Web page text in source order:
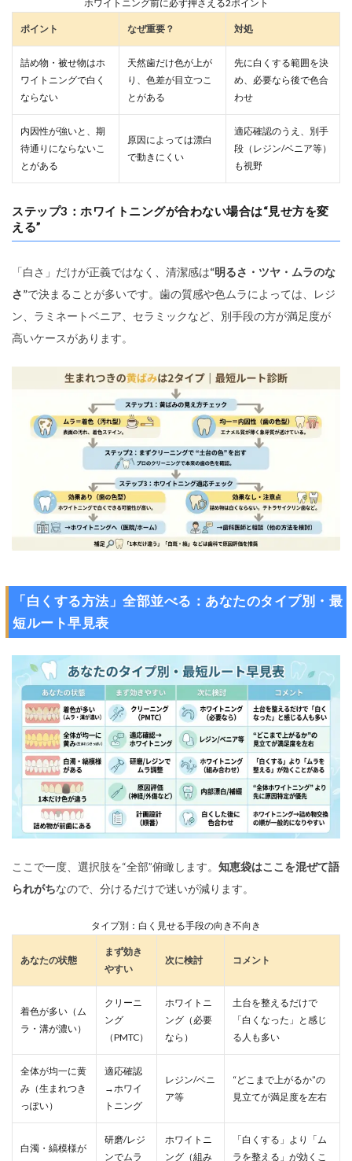
ホワイトニング前に必ず押さえる2ポイント
ポイント なぜ重要？ 対処
詰め物・被せ物はホ
ワイトニングで白く
ならない
天然歯だけ色が上が
り、色差が目立つこ
とがある
先に白くする範囲を決
め、必要なら後で色合
わせ
内因性が強いと、期
待通りにならないこ
とがある
原因によっては漂白
で動きにくい
適応確認のうえ、別手
段（レジン/ベニア等）
も視野
ステップ3：ホワイトニングが合わない場合は“見せ方を変
える”
「白さ」だけが正義ではなく、清潔感は“明るさ・ツヤ・ムラのな
さ”で決まることが多いです。歯の質感や色ムラによっては、レジ
ン、ラミネートベニア、セラミックなど、別手段の方が満足度が
高いケースがあります。
「白くする方法」全部並べる：あなたのタイプ別・最
短ルート早見表
ここで一度、選択肢を“全部”俯瞰します。 知恵袋はここを混ぜて語
られがちなので、分けるだけで迷いが減ります。
タイプ別：白く見せる手段の向き不向き
あなたの状態
まず効き
やすい
次に検討 コメント
着色が多い（ム
ラ・溝が濃い）
クリーニ
ング
（PMTC）
ホワイトニ
ング（必要
なら）
土台を整えるだけで
「白くなった」と感じ
る人も多い
全体が均一に黄
み（生まれつき
っぽい）
適応確認
→ホワイ
トニング
レジン/ベニ
ア等
“どこまで上がるか”の
見立てが満足度を左右
白濁・縞模様が
研磨/レジ
ンでムラ
ホワイトニ
ング（組み
「白くする」より「ム
ラを整える」が効くこ